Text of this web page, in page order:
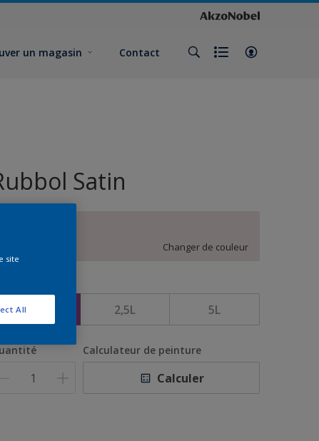
un magasin Contact
Satin
Changer de couleur
2,5L 5L
Calculateur de peinture
Calculer
site
All